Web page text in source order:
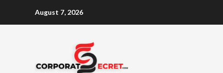
August 7, 2026